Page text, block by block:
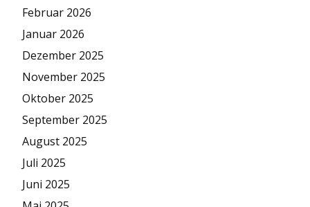
Februar 2026
Januar 2026
Dezember 2025
November 2025
Oktober 2025
September 2025
August 2025
Juli 2025
Juni 2025